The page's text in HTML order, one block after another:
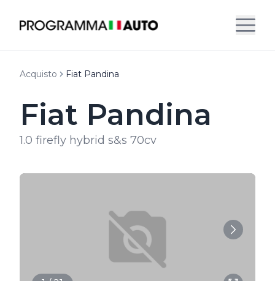
Acquisto Fiat Pandina
Fiat Pandina
1.0 firefly hybrid s&s 70cv